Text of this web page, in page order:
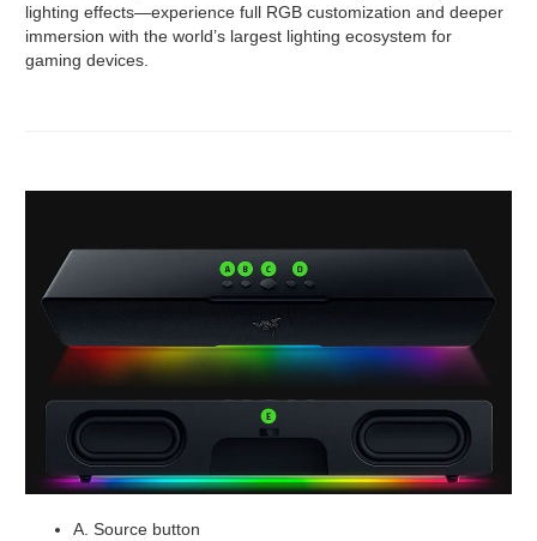
lighting effects—experience full RGB customization and deeper
immersion with the world’s largest lighting ecosystem for
gaming devices.
A. Source button